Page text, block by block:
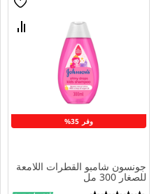
وفر 35%
قائمة
قارن
جونسون شامبو القطرات اللامعة
للصغار 300 مل